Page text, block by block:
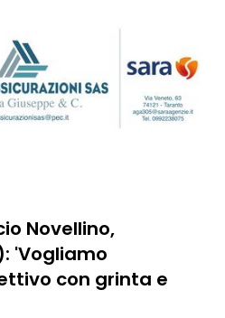
Novellino,
'Vogliamo
con grinta e